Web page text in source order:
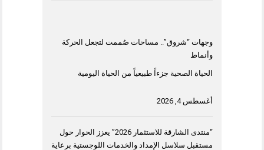
وجهات “شروق”.. مساحات صُممت لتجعل الحركة
وأنماط
الحياة الصحية جزءاً طبيعياً من الحياة اليومية
أغسطس 4, 2026
“منتدى الشارقة للاستثمار 2026” يعزز الحوار حول
مستقبل سلاسل الإمداد والخدمات اللوجستية برعاية